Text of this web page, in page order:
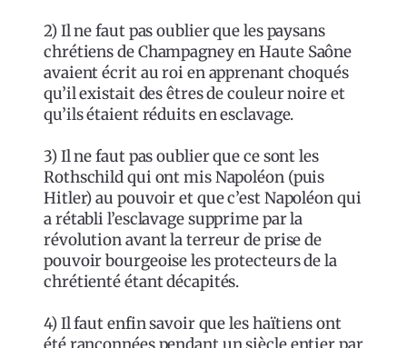
2) Il ne faut pas oublier que les paysans
chrétiens de Champagney en Haute Saône
avaient écrit au roi en apprenant choqués
qu’il existait des êtres de couleur noire et
qu’ils étaient réduits en esclavage.
3) Il ne faut pas oublier que ce sont les
Rothschild qui ont mis Napoléon (puis
Hitler) au pouvoir et que c’est Napoléon qui
a rétabli l’esclavage supprime par la
révolution avant la terreur de prise de
pouvoir bourgeoise les protecteurs de la
chrétienté étant décapités.
4) Il faut enfin savoir que les haïtiens ont
été rançonnées pendant un siècle entier par